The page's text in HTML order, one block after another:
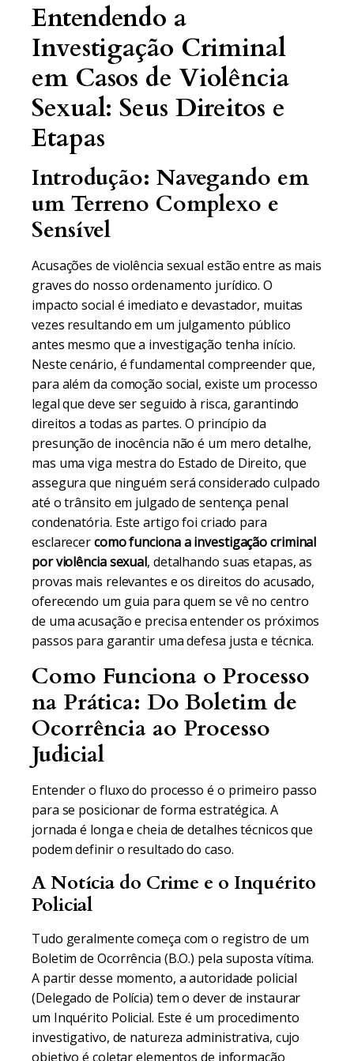
Entendendo a
Investigação Criminal
em Casos de Violência
Sexual: Seus Direitos e
Etapas
Introdução: Navegando em
um Terreno Complexo e
Sensível
Acusações de violência sexual estão entre as mais
graves do nosso ordenamento jurídico. O
impacto social é imediato e devastador, muitas
vezes resultando em um julgamento público
antes mesmo que a investigação tenha início.
Neste cenário, é fundamental compreender que,
para além da comoção social, existe um processo
legal que deve ser seguido à risca, garantindo
direitos a todas as partes. O princípio da
presunção de inocência não é um mero detalhe,
mas uma viga mestra do Estado de Direito, que
assegura que ninguém será considerado culpado
até o trânsito em julgado de sentença penal
condenatória. Este artigo foi criado para
esclarecercomo funciona a investigação criminal
por violência sexual, detalhando suas etapas, as
provas mais relevantes e os direitos do acusado,
oferecendo um guia para quem se vê no centro
de uma acusação e precisa entender os próximos
passos para garantir uma defesa justa e técnica.
Como Funciona o Processo
na Prática: Do Boletim de
Ocorrência ao Processo
Judicial
Entender o fluxo do processo é o primeiro passo
para se posicionar de forma estratégica. A
jornada é longa e cheia de detalhes técnicos que
podem definir o resultado do caso.
A Notícia do Crime e o Inquérito
Policial
Tudo geralmente começa com o registro de um
Boletim de Ocorrência (B.O.) pela suposta vítima.
A partir desse momento, a autoridade policial
(Delegado de Polícia) tem o dever de instaurar
um Inquérito Policial. Este é um procedimento
investigativo, de natureza administrativa, cujo
objetivo é coletar elementos de informação